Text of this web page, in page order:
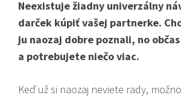
Neexistuje žiadny univerzálny
darček kúpiť vašej partnerke.
ju naozaj dobre poznali, no
a potrebujete niečo viac.
Keď už si naozaj neviete rady,